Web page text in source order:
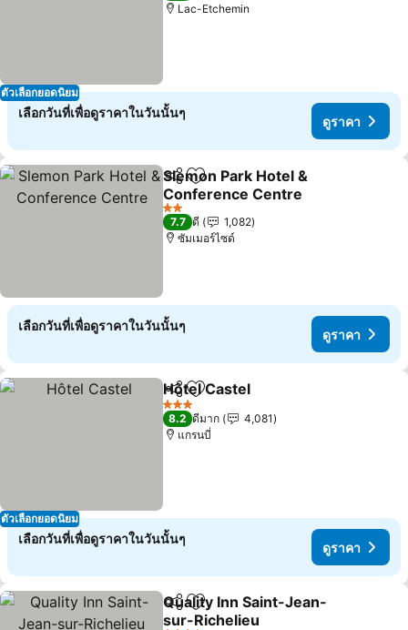
ตัวเลือกยอดนิยม
Lac-Etchemin
เลือกวันที่เพื่อดูราคาในวันนั้นๆ
ดูราคา
แชร์ เพิ่มในรายการโปรด
Slemon Park Hotel &
Conference Centre
2 ดาว
7.7 ดี
1,082
ซัมเมอร์ไซด์
เลือกวันที่เพื่อดูราคาในวันนั้นๆ
ดูราคา
ตัวเลือกยอดนิยม
แชร์ เพิ่มในรายการโปรด
Hôtel Castel
3 ดาว
8.2 ดีมาก
4,081
แกรนบี่
เลือกวันที่เพื่อดูราคาในวันนั้นๆ
ดูราคา
แชร์ เพิ่มในรายการโปรด
Quality Inn Saint-Jean-
sur-Richelieu